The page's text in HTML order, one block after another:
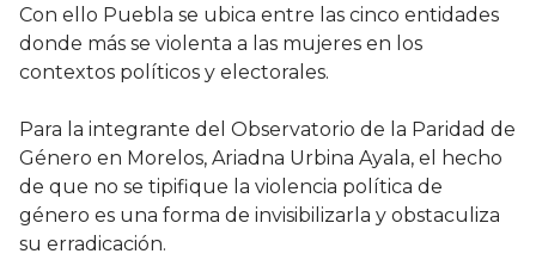
Con ello Puebla se ubica entre las cinco entidades
donde más se violenta a las mujeres en los
contextos políticos y electorales.
Para la integrante del Observatorio de la Paridad de
Género en Morelos, Ariadna Urbina Ayala, el hecho
de que no se tipifique la violencia política de
género es una forma de invisibilizarla y obstaculiza
su erradicación.